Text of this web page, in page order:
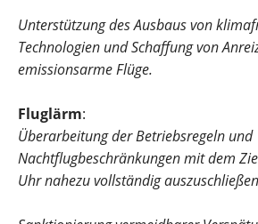
Unterstützung des Ausbaus von
Technologien und Schaffung von
emissionsarme Flüge.
Fluglärm:
Überarbeitung der Betriebsregeln und
Nachtflugbeschränkungen mit dem
Uhr nahezu vollständig